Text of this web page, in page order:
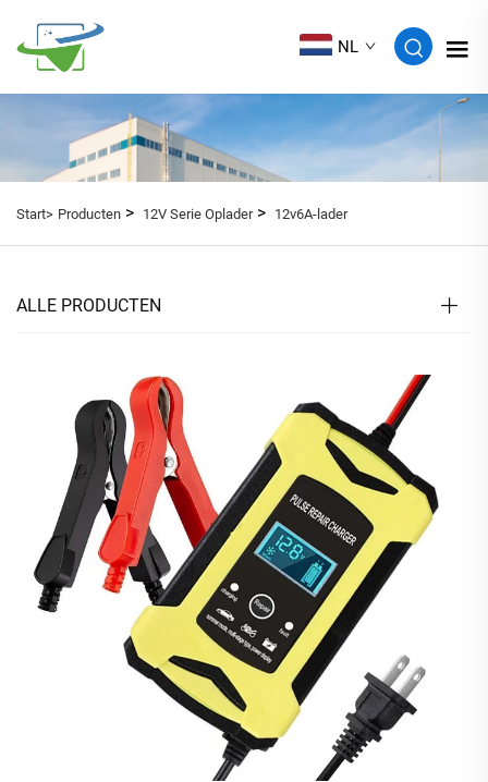
NL
Start> Producten > 12V Serie Oplader> 12v6A-lader
ALLE PRODUCTEN